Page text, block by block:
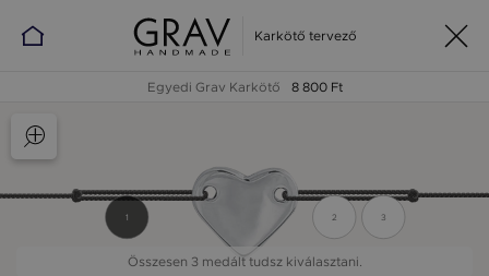
Karkötő tervező
Egyedi Grav Karkötő 8 800 Ft
1 2 3
Összesen 3 medált tudsz kiválasztani.